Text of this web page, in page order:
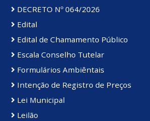
DECRETO Nº 064/2026
Edital
Edital de Chamamento Público
Escala Conselho Tutelar
Formulários Ambiêntais
Intenção de Registro de Preços
Lei Municipal
Leilão